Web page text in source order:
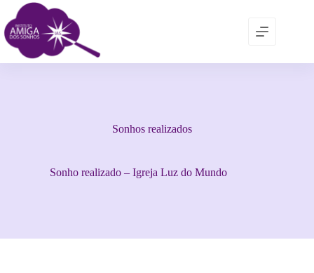
Sonhos realizados
Sonho realizado – Igreja Luz do Mundo